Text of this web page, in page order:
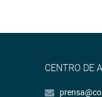
CENTRO DE